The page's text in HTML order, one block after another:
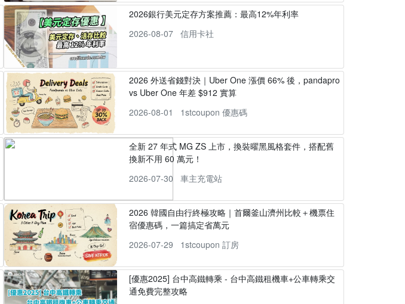
2026銀行美元定存方案推薦：最高12%年利率
2026-08-07
信用卡社
2026 外送省錢對決｜Uber One 漲價 66% 後，pandapro
vs Uber One 年差 $912 實算
2026-08-01
1stcoupon 優惠碼
全新 27 年式 MG ZS 上市，換裝曜黑風格套件，搭配舊
換新不用 60 萬元！
2026-07-30
車主充電站
2026 韓國自由行終極攻略｜首爾釜山濟州比較＋機票住
宿優惠碼，一篇搞定省萬元
2026-07-29
1stcoupon 訂房
[優惠2025] 台中高鐵轉乘 - 台中高鐵租機車+公車轉乘交
通免費完整攻略